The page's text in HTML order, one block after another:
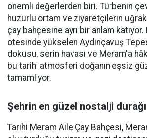
önemli değerlerden biri. Türbenin
huzurlu ortam ve ziyaretçilerin uğrak
çay bahçesine ayrı bir anlam katıyor.
ötesinde yükselen Aydınçavuş
dokusu, serin havası ve Meram'a
bu tarihi atmosferi doğanın eşsiz
tamamlıyor.
Şehrin en güzel nostalji durağı
Tarihi Meram Aile Çay Bahçesi,